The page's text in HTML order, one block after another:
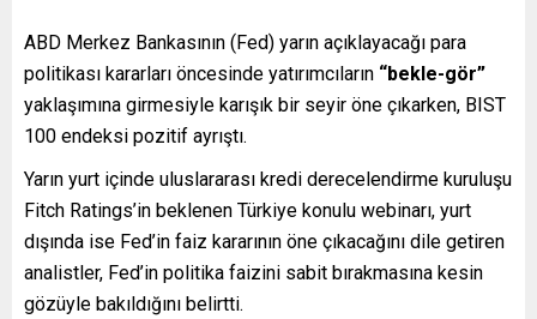
ABD Merkez Bankasının (Fed) yarın açıklayacağı para
politikası kararları öncesinde yatırımcıların “bekle-gör”
yaklaşımına girmesiyle karışık bir seyir öne çıkarken, BIST
100 endeksi pozitif ayrıştı.
Yarın yurt içinde uluslararası kredi derecelendirme kuruluşu
Fitch Ratings’in beklenen Türkiye konulu webinarı, yurt
dışında ise Fed’in faiz kararının öne çıkacağını dile getiren
analistler, Fed’in politika faizini sabit bırakmasına kesin
gözüyle bakıldığını belirtti.